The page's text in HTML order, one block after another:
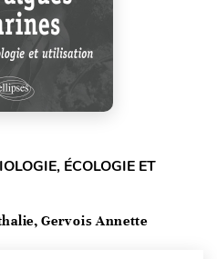
ÉCOLOGIE ET
Gervois Annette